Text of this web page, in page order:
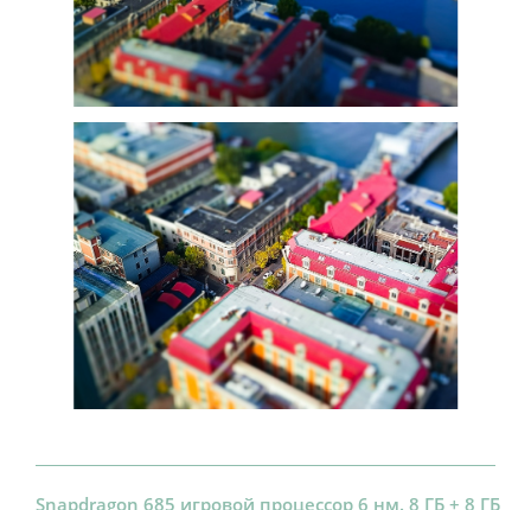
Snapdragon 685 игровой процессор 6 нм. 8 ГБ + 8 ГБ